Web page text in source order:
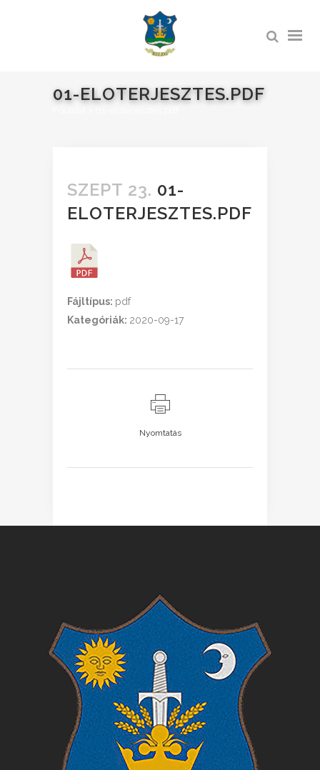
01-ELOTERJESZTES.PDF
SZEPT 23. 01-
ELOTERJESZTES.PDF
Fájltípus: pdf
Kategóriák: 2020-09-17
Nyomtatás